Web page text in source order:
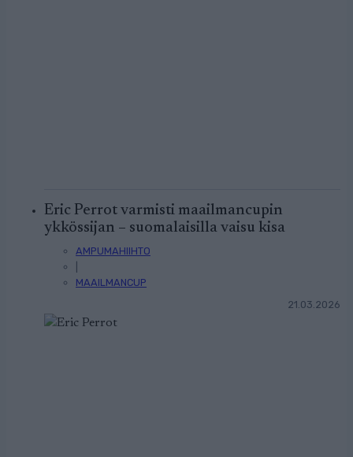
Eric Perrot varmisti maailmancupin
ykkössijan – suomalaisilla vaisu kisa
AMPUMAHIIHTO
MAAILMANCUP
21.03.2026